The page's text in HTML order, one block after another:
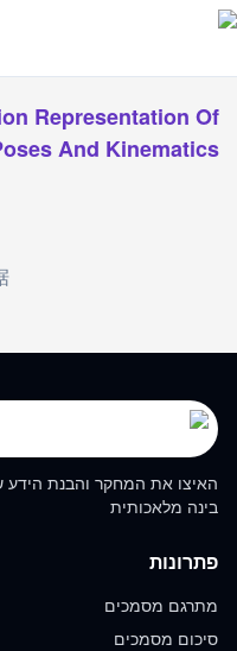
Representation Of
And Kinematics
האיצו את המחקר והבנת הידע
בינה מלאכותית
פתרונות
מתרגם מסמכים
סיכום מסמכים